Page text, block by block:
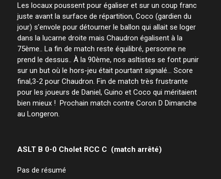
Les locaux poussent pour égaliser et sur un coup franc
juste avant la surface de répartition, Coco (gardien du
jour) s’envole pour détourner le ballon qui allait se loger
dans la lucarne droite mais Chaudron égalisent à la
75ème.. La fin de match reste équilibré, personne ne
prend le dessus.. À la 90ème, nos asltistes se font punir
sur un but où le hors-jeu était pourtant signalé… Score
final,3-2 pour Chaudron. Fin de match très frustrante
pour les joueurs de Daniel, Guino et Coco qui méritaient
bien mieux ! Prochain match contre Coron D Dimanche
au Longeron.
ASLT B 0-0 Cholet RCC C (match arrêté)
Pas de résumé